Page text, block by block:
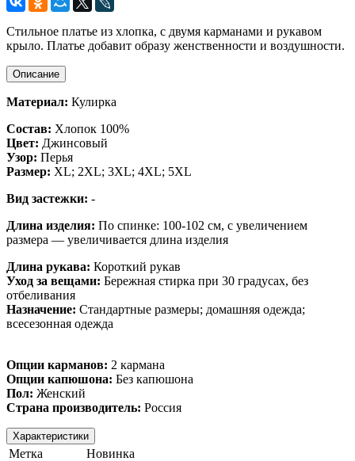
Стильное платье из хлопка, с двумя карманами и рукавом
крыло. Платье добавит образу женственности и воздушности.
Описание
Материал: Кулирка
Состав: Хлопок 100%
Цвет: Джинсовый
Узор: Перья
Размер: XL; 2XL; 3XL; 4XL; 5XL
Вид застежки: -
Длина изделия: По спинке: 100-102 см, с увеличением
размера — увеличивается длина изделия
Длина рукава: Короткий рукав
Уход за вещами: Бережная стирка при 30 градусах, без
отбеливания
Назначение: Стандартные размеры; домашняя одежда;
всесезонная одежда
Опции карманов: 2 кармана
Опции капюшона: Без капюшона
Пол: Женский
Страна производитель: Россия
Характеристики
Метка
Новинка